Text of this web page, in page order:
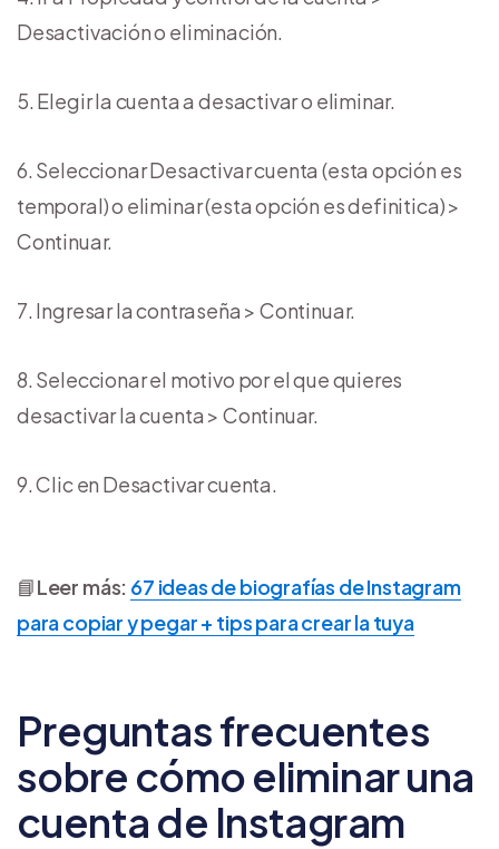
Desactivación o eliminación.
Elegir la cuenta a desactivar o eliminar.
Seleccionar Desactivar cuenta (esta opción es
temporal) o eliminar (esta opción es definitica) >
Continuar.
Ingresar la contraseña > Continuar.
Seleccionar el motivo por el que quieres
desactivar la cuenta > Continuar.
Clic en Desactivar cuenta.
📘Leer más: 67 ideas de biografías de Instagram
para copiar y pegar + tips para crear la tuya
Preguntas frecuentes
sobre cómo eliminar una
cuenta de Instagram